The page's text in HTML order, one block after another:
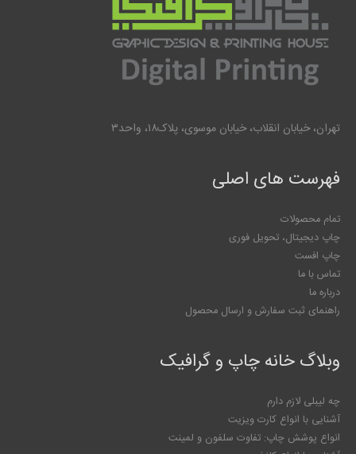
تهران، خیابان انقلاب، خیابان موسوی، پلاک۱۸، واحد۳
فهرست های اصلی
تمام محصولات
چاپ دیجیتال، تحویل فوری
چاپ افست
تماس با ما
درباره ما
راهنمای ثبت سفارش و ارسال محصول
وبلاگ خانه چاپ و گرافیک
چه لیبلی لازم دارم
آشنایی با انواع کارت ویزیت
انواع پوشش چاپ: تفاوت سلفون و لمینت